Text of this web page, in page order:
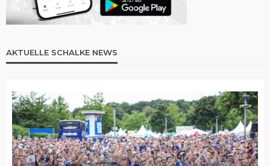
AKTUELLE SCHALKE NEWS